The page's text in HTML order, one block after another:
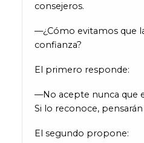
consejeros.
—¿Cómo evitamos que
confianza?
El primero responde:
—No acepte nunca que
Si lo reconoce,
El segundo propone: